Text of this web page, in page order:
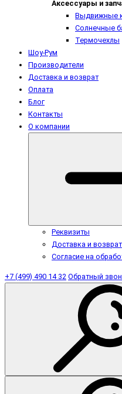
Аксессуары и
Выдвижные
Солнечные
Термочехлы
Шоу-Рум
Производители
Доставка и возврат
Оплата
Блог
Контакты
О компании
Реквизиты
Доставка и возврат
Согласие на
+7 (499) 490 14 32 Обратный